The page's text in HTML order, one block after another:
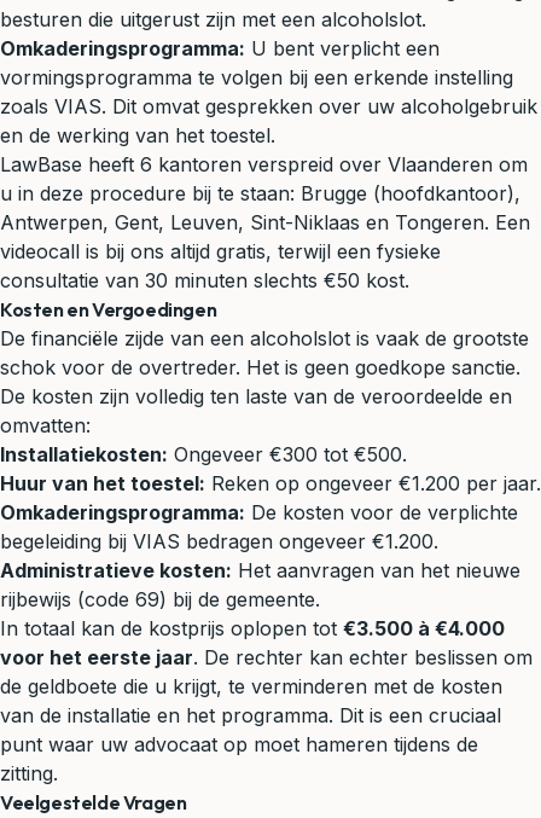
besturen die uitgerust zijn met een alcoholslot.
Omkaderingsprogramma: U bent verplicht een
vormingsprogramma te volgen bij een erkende instelling
zoals VIAS. Dit omvat gesprekken over uw alcoholgebruik
en de werking van het toestel.
LawBase heeft 6 kantoren verspreid over Vlaanderen om
u in deze procedure bij te staan: Brugge (hoofdkantoor),
Antwerpen, Gent, Leuven, Sint-Niklaas en Tongeren. Een
videocall is bij ons altijd gratis, terwijl een fysieke
consultatie van 30 minuten slechts €50 kost.
Kosten en Vergoedingen
De financiële zijde van een alcoholslot is vaak de grootste
schok voor de overtreder. Het is geen goedkope sanctie.
De kosten zijn volledig ten laste van de veroordeelde en
omvatten:
Installatiekosten: Ongeveer €300 tot €500.
Huur van het toestel: Reken op ongeveer €1.200 per jaar.
Omkaderingsprogramma: De kosten voor de verplichte
begeleiding bij VIAS bedragen ongeveer €1.200.
Administratieve kosten: Het aanvragen van het nieuwe
rijbewijs (code 69) bij de gemeente.
In totaal kan de kostprijs oplopen tot €3.500 à €4.000
voor het eerste jaar. De rechter kan echter beslissen om
de geldboete die u krijgt, te verminderen met de kosten
van de installatie en het programma. Dit is een cruciaal
punt waar uw advocaat op moet hameren tijdens de
zitting.
Veelgestelde Vragen